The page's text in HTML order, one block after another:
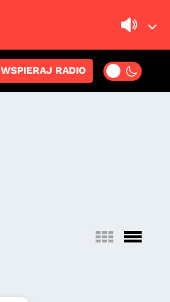
WSPIERAJ RADIO